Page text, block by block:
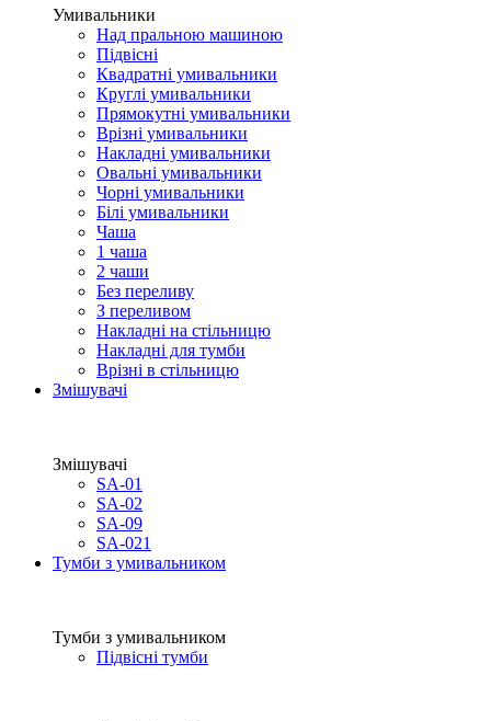
Умивальники
Над пральною машиною
Підвісні
Квадратні умивальники
Круглі умивальники
Прямокутні умивальники
Врізні умивальники
Накладні умивальники
Овальні умивальники
Чорні умивальники
Білі умивальники
Чаша
1 чаша
2 чаши
Без переливу
З переливом
Накладні на стільницю
Накладні для тумби
Врізні в стільницю
Змішувачі
Змішувачі
SA-01
SA-02
SA-09
SA-021
Тумби з умивальником
Тумби з умивальником
Підвісні тумби